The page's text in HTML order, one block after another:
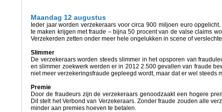
Maandag 12 augustus
Ieder jaar worden verzekeraars voor circa 900 miljoen euro
te maken krijgen met fraude – bijna 50 procent van de valse claims
Verzekerden zetten onder meer hele ongelukken in scene of
Slimmer
De verzekeraars worden steeds slimmer in het opsporen van
en slimmer zoekwerk werden er in 2012 2.500 gevallen van fraude
niet meer verzekeringsfraude gepleegd wordt, maar dat er wel steeds
Premie
Door de fraudeurs zijn de verzekeraars genoodzaakt een hogere
Dit stelt het Verbond van Verzekeraars. Zonder fraude zouden alle
minder aan premies hoeven te betalen.